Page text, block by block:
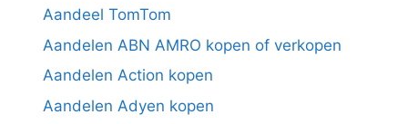
Aandeel TomTom
Aandelen ABN AMRO kopen of verkopen
Aandelen Action kopen
Aandelen Adyen kopen